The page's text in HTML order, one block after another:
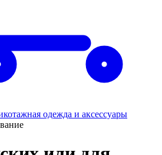
одежда и аксессуары